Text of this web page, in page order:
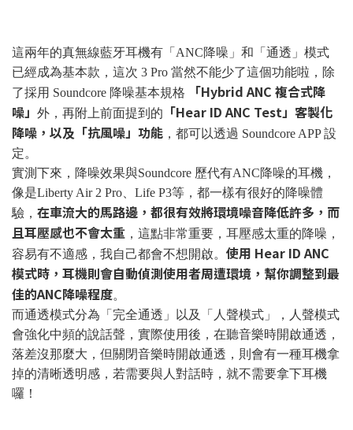
這兩年的真無線藍牙耳機有「ANC降噪」和「通透」模式
已經成為基本款，這次 3 Pro 當然不能少了這個功能啦，除
了採用 Soundcore 降噪基本規格
「Hybrid ANC 複合式降
噪」 外，再附上前面提到的
「Hear ID ANC Test」客製化
降噪，以及「抗風噪」功能 ，都可以透過 Soundcore APP 設
定。
實測下來，降噪效果與Soundcore 歷代有ANC降噪的耳機，
像是Liberty Air 2 Pro、Life P3等，都一樣有很好的降噪體
驗， 在車流大的馬路邊，都很有效將環境噪音降低許多，而
且耳壓感也不會太重 ，這點非常重要，耳壓感太重的降噪，
容易有不適感，我自己都會不想開啟。 使用 Hear ID ANC
模式時，耳機則會自動偵測使用者周遭環境，幫你調整到最
佳的ANC降噪程度。
而通透模式分為「完全通透」以及「人聲模式」，人聲模式
會強化中頻的說話聲，實際使用後，在聽音樂時開啟通透，
落差沒那麼大，但關閉音樂時開啟通透，則會有一種耳機拿
掉的清晰透明感，若需要與人對話時，就不需要拿下耳機
囉！